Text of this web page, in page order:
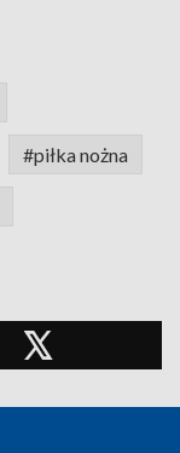
#piłka nożna